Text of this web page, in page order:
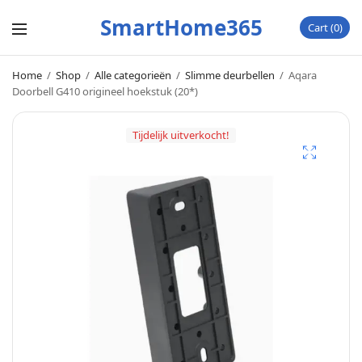
SmartHome365 Cart 0
Home / Shop / Alle categorieën / Slimme deurbellen / Aqara
Doorbell G410 origineel hoekstuk (20*)
Tijdelijk uitverkocht!